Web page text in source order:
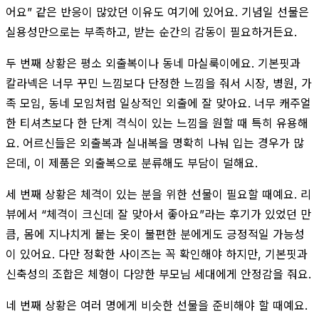
어요” 같은 반응이 많았던 이유도 여기에 있어요. 기념일 선물은
실용성만으로는 부족하고, 받는 순간의 감동이 필요하거든요.
두 번째 상황은 평소 외출복이나 동네 마실룩이에요. 기본핏과
칼라넥은 너무 꾸민 느낌보다 단정한 느낌을 줘서 시장, 병원, 가
족 모임, 동네 모임처럼 일상적인 외출에 잘 맞아요. 너무 캐주얼
한 티셔츠보다 한 단계 격식이 있는 느낌을 원할 때 특히 유용해
요. 어르신들은 외출복과 실내복을 명확히 나눠 입는 경우가 많
은데, 이 제품은 외출복으로 분류해도 부담이 덜해요.
세 번째 상황은 체격이 있는 분을 위한 선물이 필요할 때예요. 리
뷰에서 “체격이 크신데 잘 맞아서 좋아요”라는 후기가 있었던 만
큼, 몸에 지나치게 붙는 옷이 불편한 분에게도 긍정적일 가능성
이 있어요. 다만 정확한 사이즈는 꼭 확인해야 하지만, 기본핏과
신축성의 조합은 체형이 다양한 부모님 세대에게 안정감을 줘요.
네 번째 상황은 여러 명에게 비슷한 선물을 준비해야 할 때예요.